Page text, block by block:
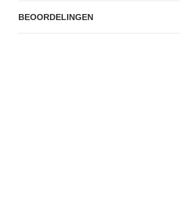
BEOORDELINGEN